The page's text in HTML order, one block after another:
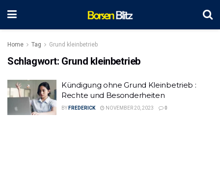
Home Tag Grund kleinbetrieb
Schlagwort: Grund kleinbetrieb
Kündigung ohne Grund Kleinbetrieb :
Rechte und Besonderheiten
BY FREDERICK NOVEMBER 20, 2023 0